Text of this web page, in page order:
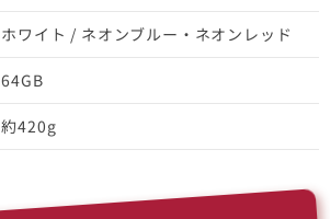
ホワイト / ネオンブルー・ネオンレッド
64GB
約420g